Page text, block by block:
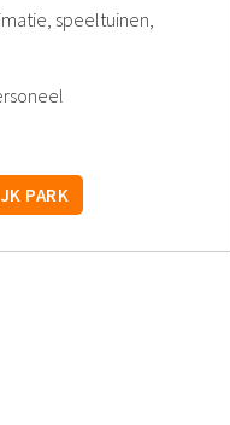
speeltuinen,
PARK